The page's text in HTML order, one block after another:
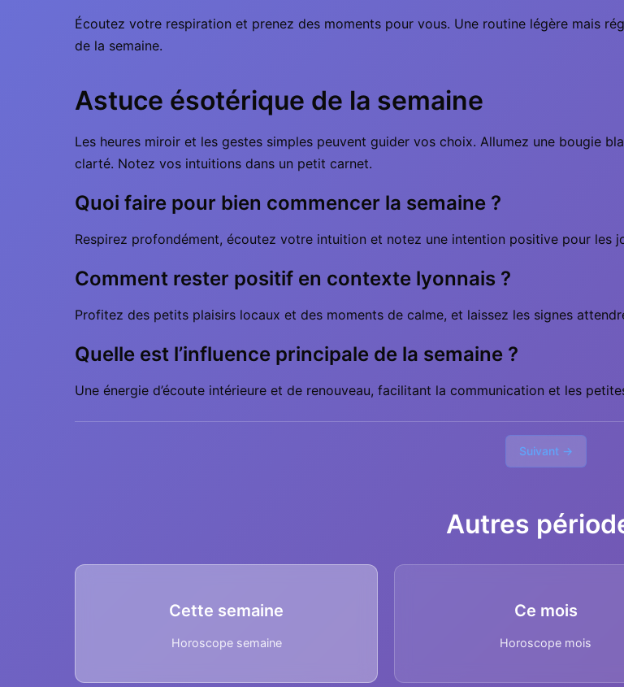
Écoutez votre respiration et prenez des moments pour vous. Une routine légère mais
de la semaine.
Astuce ésotérique de la semaine
Les heures miroir et les gestes simples peuvent guider vos choix. Allumez une bougie
clarté. Notez vos intuitions dans un petit carnet.
Quoi faire pour bien commencer la semaine ?
Respirez profondément, écoutez votre intuition et notez une intention positive pour les
Comment rester positif en contexte lyonnais ?
Profitez des petits plaisirs locaux et des moments de calme, et laissez les signes
Quelle est l’influence principale de la semaine ?
Une énergie d’écoute intérieure et de renouveau, facilitant la communication et les
Suivant →
Autres
Cette semaine
Horoscope semaine
Ce mois
Horoscope mois